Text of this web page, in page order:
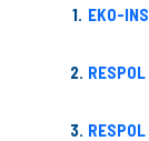
EKO-